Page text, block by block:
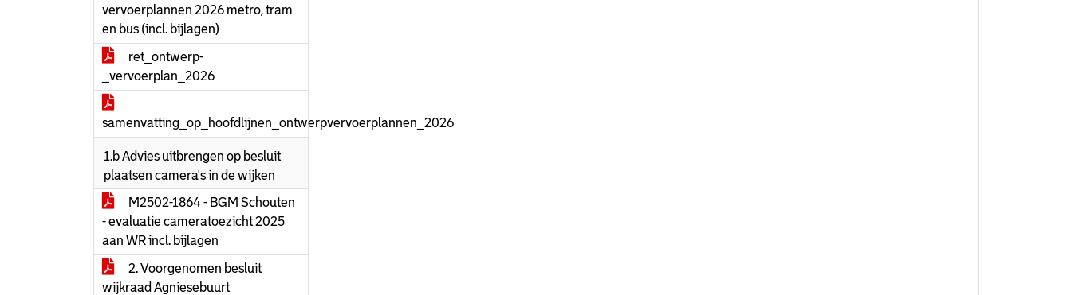
vervoerplannen 2026 metro, tram
en bus (incl. bijlagen)
ret_ontwerp-
_vervoerplan_2026
samenvatting_op_hoofdlijnen_ontwerpvervoerplannen_2026
1.b Advies uitbrengen op besluit
plaatsen camera's in de wijken
M2502-1864 - BGM Schouten
- evaluatie cameratoezicht 2025
aan WR incl. bijlagen
2. Voorgenomen besluit
wijkraad Agniesebuurt